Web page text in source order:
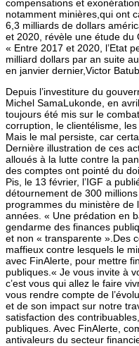
compensations et
notamment minières,qui ont
6,3 milliards de dollars
et 2020, révèle une étude du
« Entre 2017 et 2020, l’Etat
milliard dollars par an suite
en janvier dernier,Victor
Depuis l’investiture du
Michel SamaLukonde, en
toujours été mis sur le
corruption, le clientélisme,
Mais le mal persiste, car
Dernière illustration de ces
alloués à la lutte contre la
des comptes ont pointé du
Pis, le 13 février, l’IGF a
détournement de 300
programmes du ministère de
années. « Une prédation en
gendarme des finances
et non « transparente ».Des
maffieux contre lesquels le
avec FinAlerte, pour mettre
publiques.« Je vous invite à
c’est vous qui allez le faire
vous rendre compte de
et de son impact sur notre
satisfaction des
publiques. Avec FinAlerte,
antivaleurs du secteur